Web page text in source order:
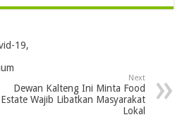
19,
Next
Dewan Kalteng Ini Minta Food
Estate Wajib Libatkan Masyarakat
Lokal